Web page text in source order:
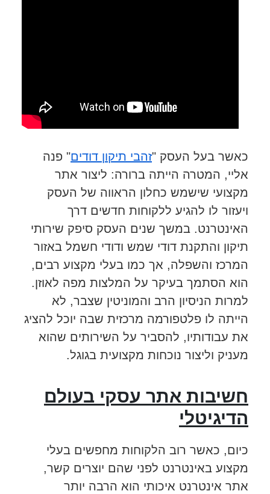
כאשר בעל העסק "זהבי תיקון דודים" פנה
אליי, המטרה הייתה ברורה: ליצור אתר
מקצועי שישמש כחלון הראווה של העסק
ויעזור לו להגיע ללקוחות חדשים דרך
האינטרנט. במשך שנים העסק סיפק שירותי
תיקון והתקנת דודי שמש ודודי חשמל באזור
המרכז והשפלה, אך כמו בעלי מקצוע רבים,
הוא הסתמך בעיקר על המלצות מפה לאוזן.
למרות הניסיון הרב והמוניטין שצבר, לא
הייתה לו פלטפורמה מרכזית שבה יוכל להציג
את עבודותיו, להסביר על השירותים שהוא
מעניק וליצור נוכחות מקצועית בגוגל.
חשיבות אתר עסקי בעולם
הדיגיטלי
כיום, כאשר רוב הלקוחות מחפשים בעלי
מקצוע באינטרנט לפני שהם יוצרים קשר,
אתר אינטרנט איכותי הוא הרבה יותר